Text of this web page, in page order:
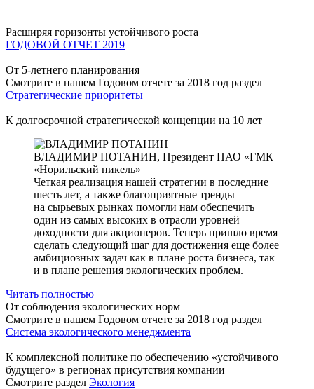
Расширяя горизонты устойчивого роста
ГОДОВОЙ ОТЧЕТ 2019
От 5-летнего планирования
Смотрите в нашем Годовом отчете за 2018 год раздел
Стратегические приоритеты
К долгосрочной стратегической концепции на 10 лет
ВЛАДИМИР ПОТАНИН, Президент ПАО «ГМК
«Норильский никель»
Четкая реализация нашей стратегии в последние
шесть лет, а также благоприятные тренды
на сырьевых рынках помогли нам обеспечить
один из самых высоких в отрасли уровней
доходности для акционеров. Теперь пришло время
сделать следующий шаг для достижения еще более
амбициозных задач как в плане роста бизнеса, так
и в плане решения экологических проблем.
Читать полностью
От соблюдения экологических норм
Смотрите в нашем Годовом отчете за 2018 год раздел
Система экологического менеджмента
К комплексной политике по обеспечению «устойчивого
будущего» в регионах присутствия компании
Смотрите раздел Экология